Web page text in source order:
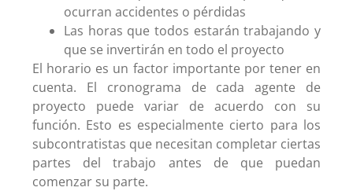
ocurran accidentes o pérdidas
Las horas que todos estarán trabajando y
que se invertirán en todo el proyecto
El horario es un factor importante por tener en
cuenta. El cronograma de cada agente de
proyecto puede variar de acuerdo con su
función. Esto es especialmente cierto para los
subcontratistas que necesitan completar ciertas
partes del trabajo antes de que puedan
comenzar su parte.